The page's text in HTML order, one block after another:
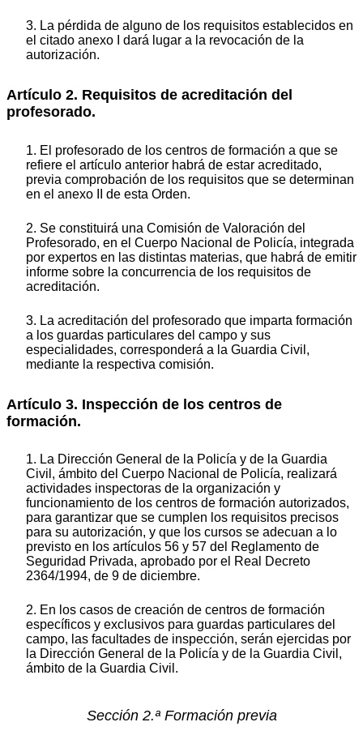
3. La pérdida de alguno de los requisitos establecidos en
el citado anexo I dará lugar a la revocación de la
autorización.
Artículo 2. Requisitos de acreditación del
profesorado.
1. El profesorado de los centros de formación a que se
refiere el artículo anterior habrá de estar acreditado,
previa comprobación de los requisitos que se determinan
en el anexo II de esta Orden.
2. Se constituirá una Comisión de Valoración del
Profesorado, en el Cuerpo Nacional de Policía, integrada
por expertos en las distintas materias, que habrá de emitir
informe sobre la concurrencia de los requisitos de
acreditación.
3. La acreditación del profesorado que imparta formación
a los guardas particulares del campo y sus
especialidades, corresponderá a la Guardia Civil,
mediante la respectiva comisión.
Artículo 3. Inspección de los centros de
formación.
1. La Dirección General de la Policía y de la Guardia
Civil, ámbito del Cuerpo Nacional de Policía, realizará
actividades inspectoras de la organización y
funcionamiento de los centros de formación autorizados,
para garantizar que se cumplen los requisitos precisos
para su autorización, y que los cursos se adecuan a lo
previsto en los artículos 56 y 57 del Reglamento de
Seguridad Privada, aprobado por el Real Decreto
2364/1994, de 9 de diciembre.
2. En los casos de creación de centros de formación
específicos y exclusivos para guardas particulares del
campo, las facultades de inspección, serán ejercidas por
la Dirección General de la Policía y de la Guardia Civil,
ámbito de la Guardia Civil.
Sección 2.ª Formación previa